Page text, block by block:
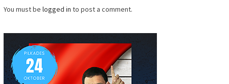
You must be logged in to post a comment.